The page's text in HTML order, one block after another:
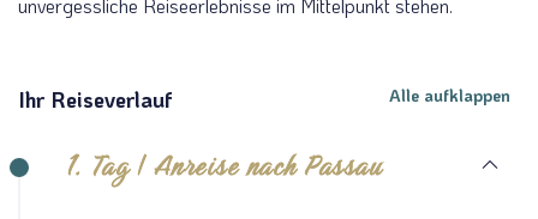
Teile diese Reise
Donauradweg
unvergessliche Reiseerlebnisse im Mittelpunkt stehen.
Ihr Reiseverlauf Alle aufklappen
1. Tag | Anreise nach Passau